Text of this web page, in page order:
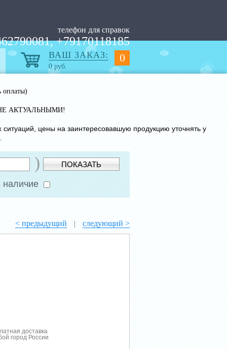
телефон для справок
+79170118185
0
ВАШ ЗАКАЗ:
0руб.
оплаты)
АКТУАЛЬНЫМИ!
цены на заинтересовавшую продукцию уточнять у
) ПОКАЗАТЬ
наличие
< предыдущий | следующий >
доставка
город России